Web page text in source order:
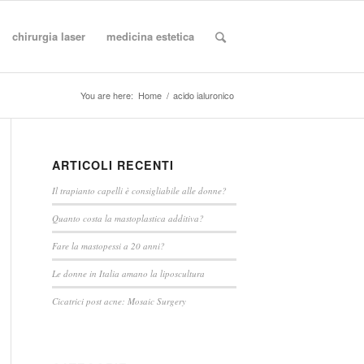
chirurgia laser medicina estetica
You are here: Home / acido ialuronico
ARTICOLI RECENTI
Il trapianto capelli è consigliabile alle donne?
Quanto costa la mastoplastica additiva?
Fare la mastopessi a 20 anni?
Le donne in Italia amano la liposcultura
Cicatrici post acne: Mosaic Surgery